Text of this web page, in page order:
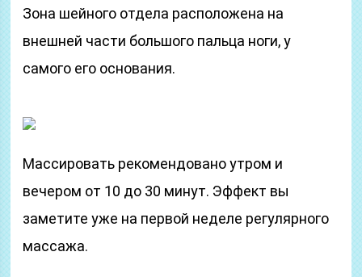
Зона шейного отдела расположена на
внешней части большого пальца ноги, у
самого его основания.
Массировать рекомендовано утром и
вечером от 10 до 30 минут. Эффект вы
заметите уже на первой неделе регулярного
массажа.